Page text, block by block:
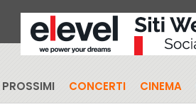
PROSSIMI CONCERTI CINEMA